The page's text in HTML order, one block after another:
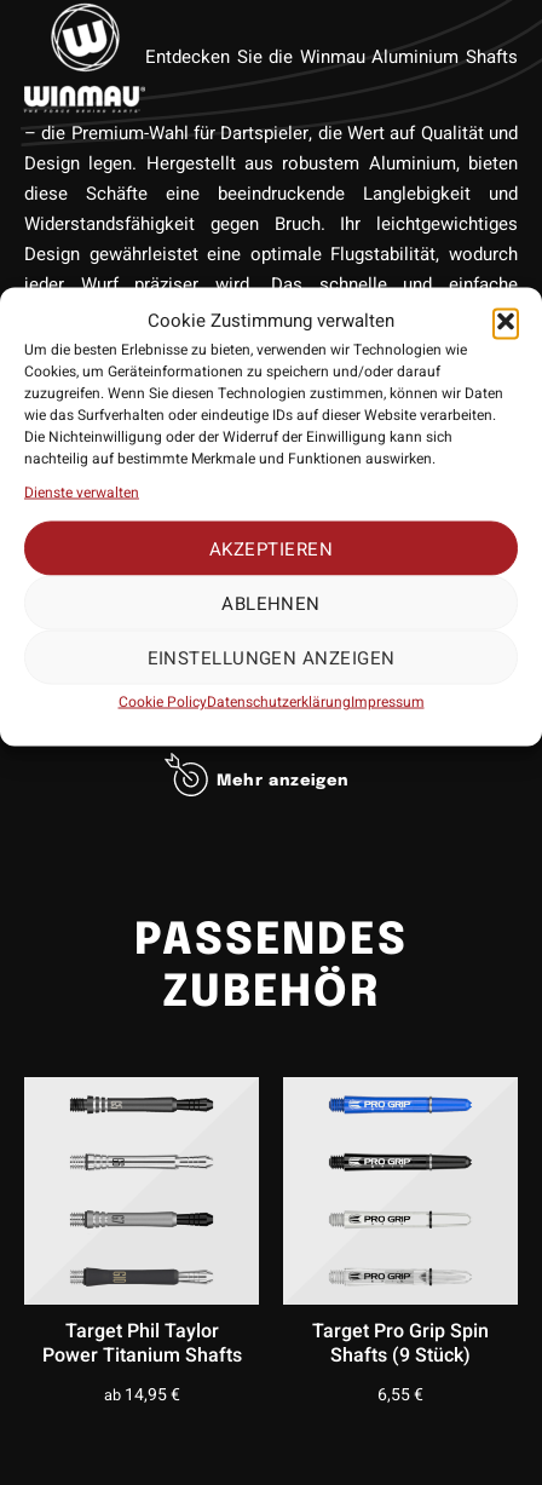
Cookie Zustimmung verwalten
Um die besten Erlebnisse zu bieten, verwenden wir Technologien wie
Cookies, um Geräteinformationen zu speichern und/oder darauf
zuzugreifen. Wenn Sie diesen Technologien zustimmen, können wir Daten
wie das Surfverhalten oder eindeutige IDs auf dieser Website verarbeiten.
Die Nichteinwilligung oder der Widerruf der Einwilligung kann sich
nachteilig auf bestimmte Merkmale und Funktionen auswirken.
Dienste verwalten
AKZEPTIEREN
ABLEHNEN
EINSTELLUNGEN ANZEIGEN
Cookie PolicyDatenschutzerklärungImpressum
Entdecken Sie die Winmau Aluminium Shafts
– die Premium-Wahl für Dartspieler, die Wert auf Qualität und
Design legen. Hergestellt aus robustem Aluminium, bieten
diese Schäfte eine beeindruckende Langlebigkeit und
Widerstandsfähigkeit gegen Bruch. Ihr leichtgewichtiges
Design gewährleistet eine optimale Flugstabilität, wodurch
jeder Wurf präziser wird. Das schnelle und einfache
Befestigungssystem sorgt für einen mühelosen Wechsel.
Kompatibel mit den meisten Dartpfeilen, sind diese Shafts
ein Must-have für jeden Dart-Enthusiasten. Verbessere dein
Spiel mit den Winmau Aluminium Shafts.
• Material: Aluminium
Mehr anzeigen
PASSENDES
ZUBEHÖR
Target Phil Taylor
Power Titanium Shafts
ab 14,95€
Target Pro Grip Spin
Shafts (9 Stück)
6,55€